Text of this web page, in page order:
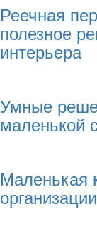
Реечная
полезное
интерьера
Умные
маленькой
Маленькая